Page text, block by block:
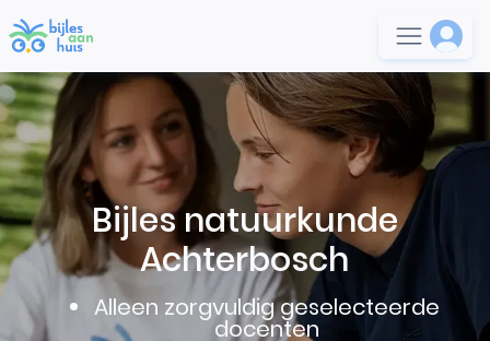
Bijles natuurkunde
Achterbosch
Alleen zorgvuldig geselecteerde
docenten